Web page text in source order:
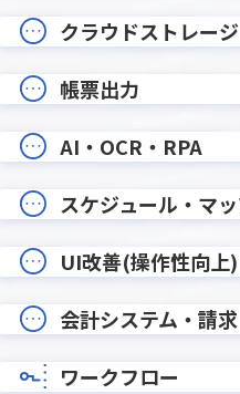
クラウドストレージ
帳票出力
AI・OCR・RPA
スケジュール・マ
UI改善(操作性向上)
会計システム・請求
ワークフロー